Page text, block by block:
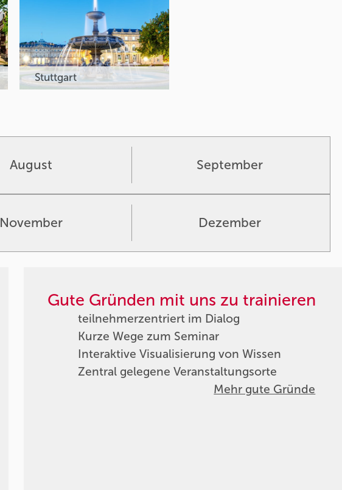
Gute Gründen mit uns zu trainieren
teilnehmerzentriert im Dialog
Kurze Wege zum Seminar
Interaktive Visualisierung von Wissen
Zentral gelegene Veranstaltungsorte
Mehr gute Gründe
Stuttgart
August September
November Dezember